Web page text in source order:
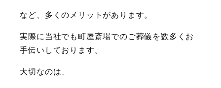
など、多くのメリットがあります。
実際に当社でも町屋斎場でのご葬儀を数多くお
手伝いしております。
大切なのは、